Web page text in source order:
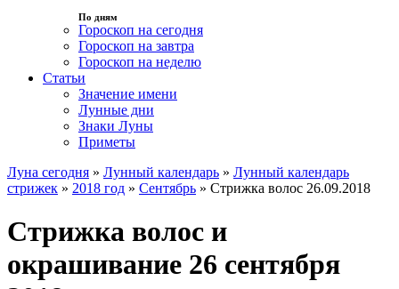
По дням
Гороскоп на сегодня
Гороскоп на завтра
Гороскоп на неделю
Статьи
Значение имени
Лунные дни
Знаки Луны
Приметы
Луна сегодня » Лунный календарь » Лунный календарь
стрижек » 2018 год » Сентябрь » Стрижка волос 26.09.2018
Стрижка волос и
окрашивание 26 сентября